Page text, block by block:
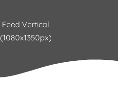
Feed Vertical
(1080x1350px)